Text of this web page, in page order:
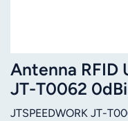
Antenna RFID
JT-T0062
928MHz 865-
JTSPEEDWORK JT-